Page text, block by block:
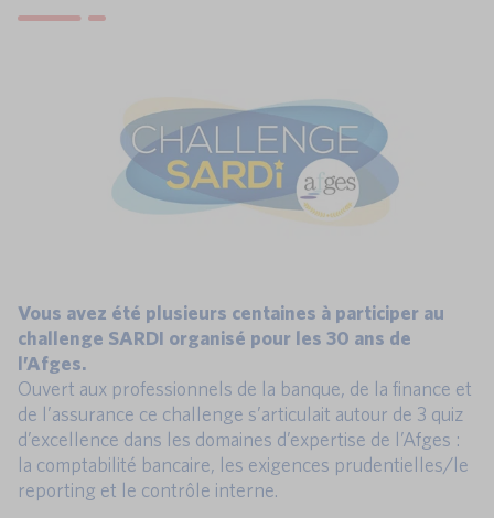
Vous avez été plusieurs centaines à participer au
challenge SARDI organisé pour les 30 ans de
l’Afges.
Ouvert aux professionnels de la banque, de la finance et
de l’assurance ce challenge s’articulait autour de 3 quiz
d’excellence dans les domaines d’expertise de l’Afges :
la comptabilité bancaire, les exigences prudentielles/le
reporting et le contrôle interne.